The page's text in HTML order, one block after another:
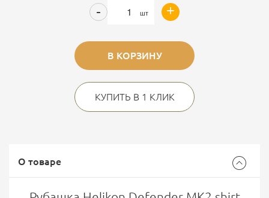
шт +
-
В КОРЗИНУ
КУПИТЬ В 1 КЛИК
О товаре